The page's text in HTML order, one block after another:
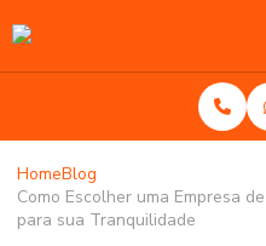
HomeBlog
Como Escolher uma Empresa
para sua Tranquilidade